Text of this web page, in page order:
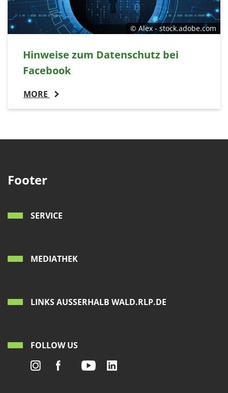
© Alex - stock.adobe.com
Hinweise zum Datenschutz bei
Facebook
MORE
Footer
SERVICE
MEDIATHEK
LINKS AUSSERHALB WALD.RLP.DE
FOLLOW US